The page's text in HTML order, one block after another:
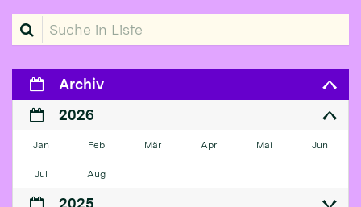
Suche in Liste
Archiv
2026
Jan Feb Mär Apr Mai Jun
Jul Aug
2025